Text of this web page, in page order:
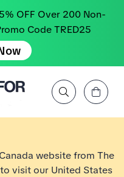
OFF Over 200 Non-
Code TRED25
Rechercher par marque, caractéristique, style, couleur, etc.
Affichez le panier
website from The
visit our United States